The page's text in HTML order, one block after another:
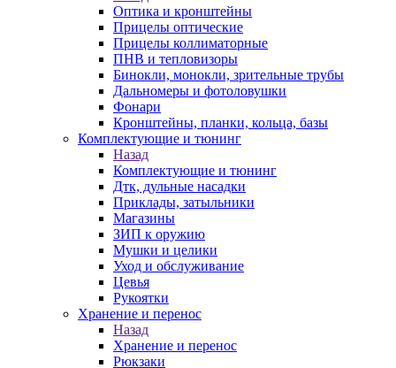
Оптика и кронштейны
Прицелы оптические
Прицелы коллиматорные
ПНВ и тепловизоры
Бинокли, монокли, зрительные трубы
Дальномеры и фотоловушки
Фонари
Кронштейны, планки, кольца, базы
Комплектующие и тюнинг
Назад
Комплектующие и тюнинг
Дтк, дульные насадки
Приклады, затыльники
Магазины
ЗИП к оружию
Мушки и целики
Уход и обслуживание
Цевья
Рукоятки
Хранение и перенос
Назад
Хранение и перенос
Рюкзаки